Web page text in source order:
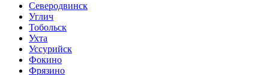
Северодвинск
Углич
Тобольск
Ухта
Уссурийск
Фокино
Фрязино